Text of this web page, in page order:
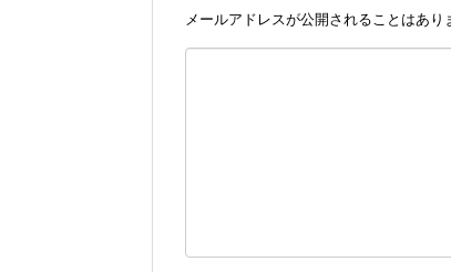
メールアドレスが公開されることはあり